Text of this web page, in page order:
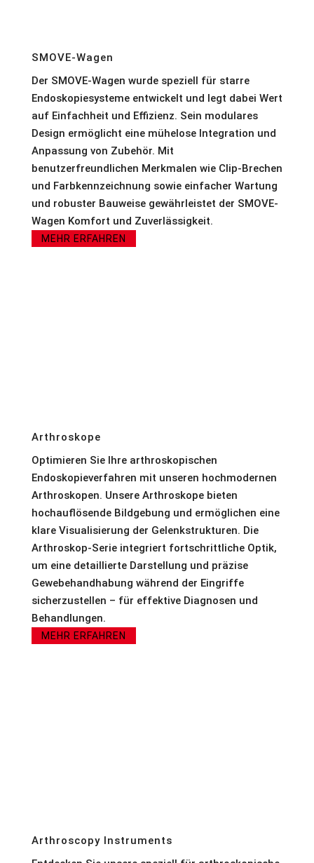
SMOVE-Wagen
Der SMOVE-Wagen wurde speziell für starre
Endoskopiesysteme entwickelt und legt dabei Wert
auf Einfachheit und Effizienz. Sein modulares
Design ermöglicht eine mühelose Integration und
Anpassung von Zubehör. Mit
benutzerfreundlichen Merkmalen wie Clip-Brechen
und Farbkennzeichnung sowie einfacher Wartung
und robuster Bauweise gewährleistet der SMOVE-
Wagen Komfort und Zuverlässigkeit.
MEHR ERFAHREN
Arthroskope
Optimieren Sie Ihre arthroskopischen
Endoskopieverfahren mit unseren hochmodernen
Arthroskopen. Unsere Arthroskope bieten
hochauflösende Bildgebung und ermöglichen eine
klare Visualisierung der Gelenkstrukturen. Die
Arthroskop-Serie integriert fortschrittliche Optik,
um eine detaillierte Darstellung und präzise
Gewebehandhabung während der Eingriffe
sicherzustellen – für effektive Diagnosen und
Behandlungen.
MEHR ERFAHREN
Arthroscopy Instruments